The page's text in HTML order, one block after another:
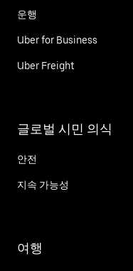
운행
Uber for Business
Uber Freight
글로벌 시민 의식
안전
지속 가능성
여행